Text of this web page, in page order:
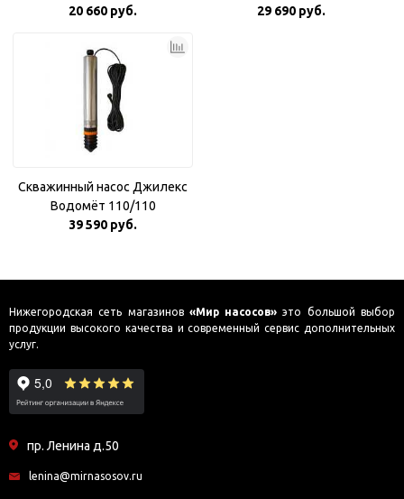
20 660 руб.
29 690 руб.
Скважинный насос Джилекс
Водомёт 110/110
39 590 руб.
Нижегородская сеть магазинов «Мир насосов» это большой выбор
продукции высокого качества и современный сервис дополнительных
услуг.
пр. Ленина д.50
lenina@mirnasosov.ru